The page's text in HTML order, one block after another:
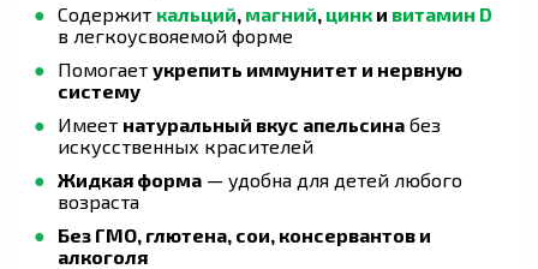
Содержит кальций, магний, цинк и витамин D
в легкоусвояемой форме
Помогает укрепить иммунитет и нервную
систему
Имеет натуральный вкус апельсина без
искусственных красителей
Жидкая форма — удобна для детей любого
возраста
Без ГМО, глютена, сои, консервантов и
алкоголя